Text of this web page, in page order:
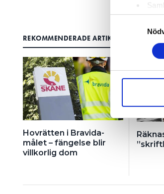
Ta reda
eller dra
sociala
till de
REKOMMENDERADE ARTIKLAR
Hovrätten i Bravida-
målet – fängelse blir
villkorlig dom